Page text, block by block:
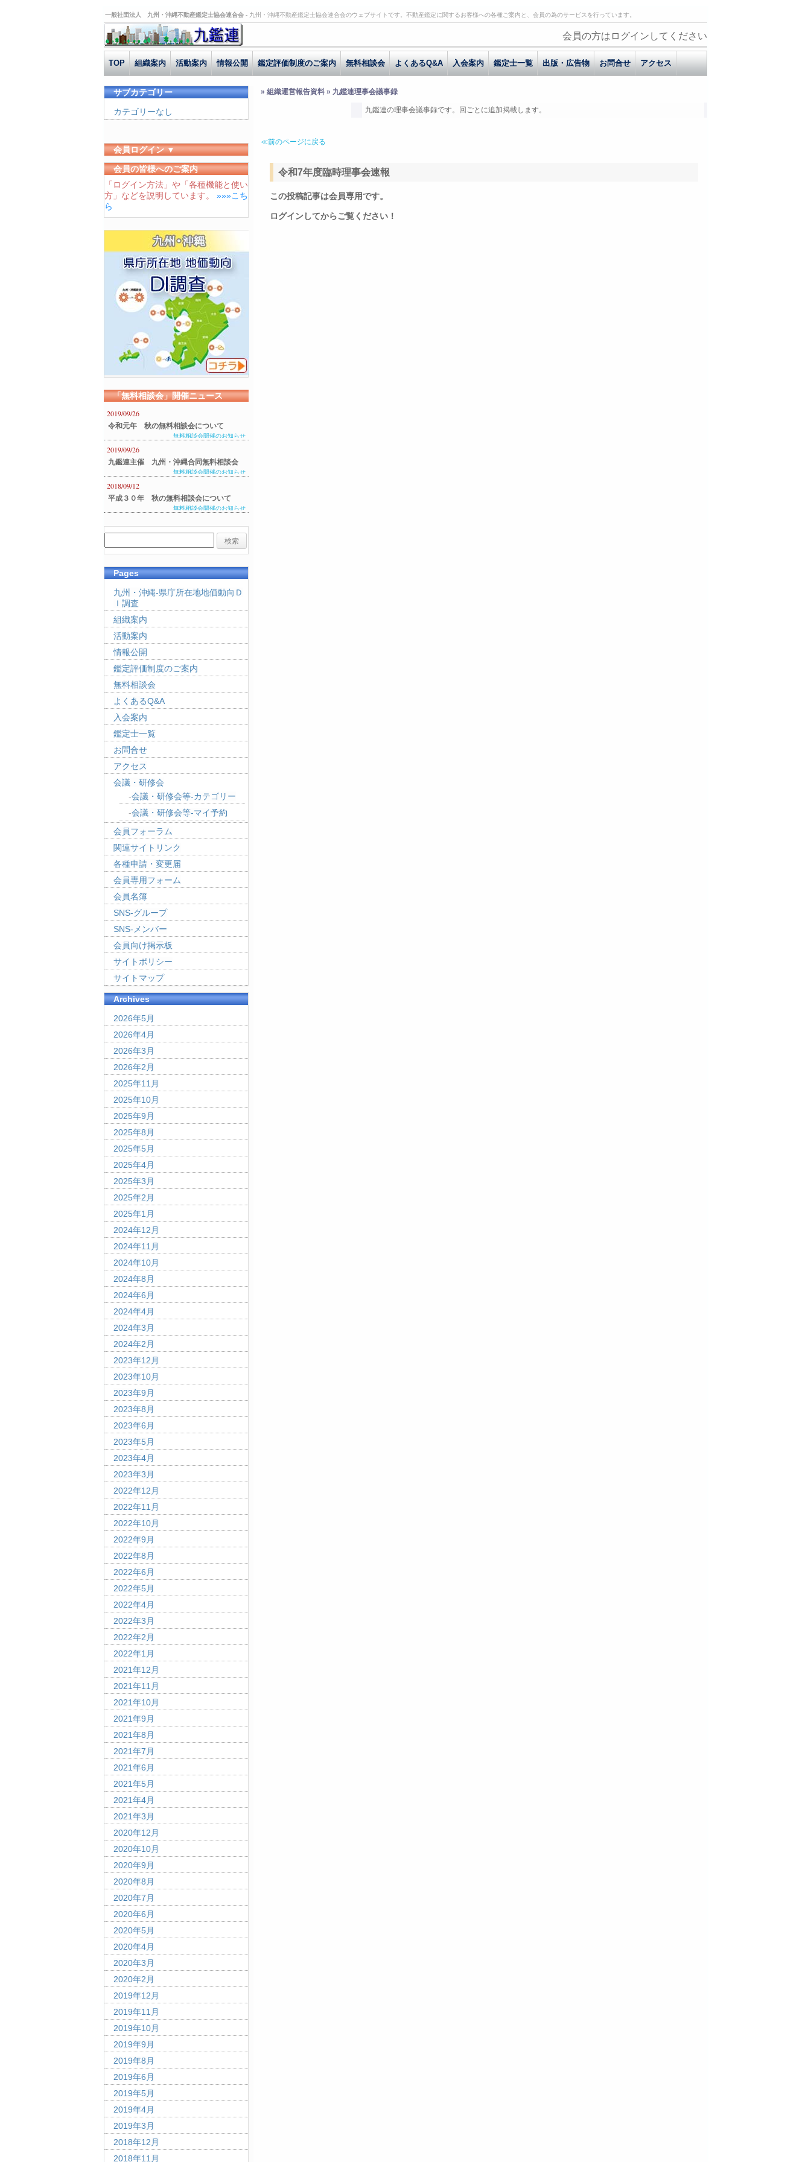
一般社団法人 九州・沖縄不動産鑑定士協会連合会 - 九州・沖縄不動産鑑定士協会連合会のウェブサイトです。不動産鑑定に関するお客様への各種ご案内と、会員の為のサービスを行っています。
会員の方はログインしてください
TOP 組織案内 活動案内 情報公開 鑑定評価制度のご案内 無料相談会 よくあるQ&A 入会案内 鑑定士一覧 出版・広告物 お問合せ アクセス
» 組織運営報告資料 » 九鑑連理事会議事録
九鑑連の理事会議事録です。回ごとに追加掲載します。
≪前のページに戻る
令和7年度臨時理事会速報
この投稿記事は会員専用です。
ログインしてからご覧ください！
サブカテゴリー
カテゴリーなし
会員ログイン ▼
ユーザーID
パスワード
会員の皆様へのご案内
「ログイン方法」や「各種機能と使い
方」などを説明しています。 »»»こち
ら
「無料相談会」開催ニュース
2019/09/26
令和元年 秋の無料相談会について
無料相談会開催のお知らせ
2019/09/26
九鑑連主催 九州・沖縄合同無料相談会
のご案内
無料相談会開催のお知らせ
2018/09/12
平成３０年 秋の無料相談会について
無料相談会開催のお知らせ
Pages
九州・沖縄-県庁所在地地価動向Ｄ
Ｉ調査
組織案内
活動案内
情報公開
鑑定評価制度のご案内
無料相談会
よくあるQ&A
入会案内
鑑定士一覧
お問合せ
アクセス
会議・研修会
会議・研修会等-カテゴリー
会議・研修会等-マイ予約
会員フォーラム
関連サイトリンク
各種申請・変更届
会員専用フォーム
会員名簿
SNS-グループ
SNS-メンバー
会員向け掲示板
サイトポリシー
サイトマップ
Archives
2026年5月
2026年4月
2026年3月
2026年2月
2025年11月
2025年10月
2025年9月
2025年8月
2025年5月
2025年4月
2025年3月
2025年2月
2025年1月
2024年12月
2024年11月
2024年10月
2024年8月
2024年6月
2024年4月
2024年3月
2024年2月
2023年12月
2023年10月
2023年9月
2023年8月
2023年6月
2023年5月
2023年4月
2023年3月
2022年12月
2022年11月
2022年10月
2022年9月
2022年8月
2022年6月
2022年5月
2022年4月
2022年3月
2022年2月
2022年1月
2021年12月
2021年11月
2021年10月
2021年9月
2021年8月
2021年7月
2021年6月
2021年5月
2021年4月
2021年3月
2020年12月
2020年10月
2020年9月
2020年8月
2020年7月
2020年6月
2020年5月
2020年4月
2020年3月
2020年2月
2019年12月
2019年11月
2019年10月
2019年9月
2019年8月
2019年6月
2019年5月
2019年4月
2019年3月
2018年12月
2018年11月